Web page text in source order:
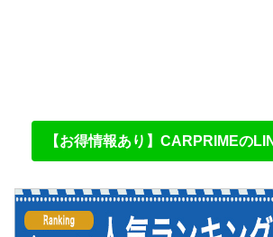
【お得情報あり】CARPRIMEの